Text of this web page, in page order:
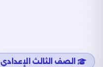
الصف الثالث الإعدادي